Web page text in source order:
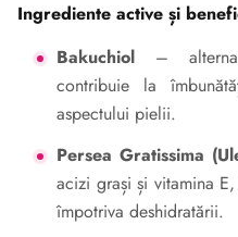
Ingrediente active și
Bakuchiol –
contribuie la
aspectului pielii.
Persea Gratissima
acizi grași și vitamina
împotriva deshidratării.